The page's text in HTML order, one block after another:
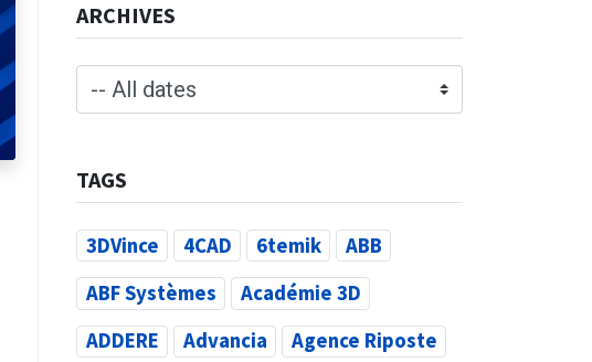
ARCHIVES
TAGS
3DVince 4CAD 6temik
ABB
ABF Systèmes
Académie 3D
ADDERE
Advancia Agence Riposte